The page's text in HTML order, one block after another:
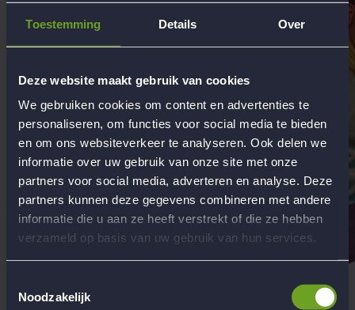
Toestemming Details Over
Deze website maakt gebruik van cookies
We gebruiken cookies om content en advertenties te
personaliseren, om functies voor social media te bieden
en om ons websiteverkeer te analyseren. Ook delen we
informatie over uw gebruik van onze site met onze
partners voor social media, adverteren en analyse. Deze
partners kunnen deze gegevens combineren met andere
informatie die u aan ze heeft verstrekt of die ze hebben
verzameld op basis van uw gebruik van hun services.
Noodzakelijk